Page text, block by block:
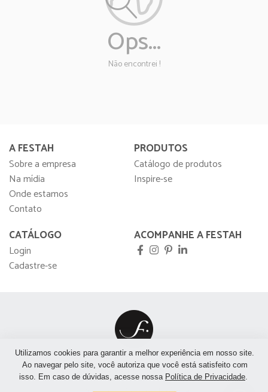
Ops...
Não encontrei !
Utilizamos cookies para garantir a melhor experiência em nosso site.
Ao navegar pelo site, você autoriza que você está satisfeito com
isso. Em caso de dúvidas, acesse nossa Política de Privacidade.
A FESTAH
Sobre a empresa
Na mídia
Onde estamos
Contato
PRODUTOS
Catálogo de produtos
Inspire-se
CATÁLOGO
Login
Cadastre-se
ACOMPANHE A FESTAH
São Paulo São José do Rio Preto
Rio de Janeiro